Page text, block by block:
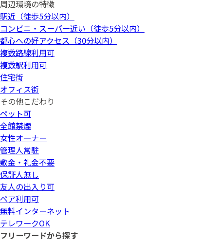
周辺環境の特徴
駅近（徒歩5分以内）
コンビニ・スーパー近い（徒歩5分以内）
都心への好アクセス（30分以内）
複数路線利用可
複数駅利用可
住宅街
オフィス街
その他こだわり
ペット可
全館禁煙
女性オーナー
管理人常駐
敷金・礼金不要
保証人無し
友人の出入り可
ペア利用可
無料インターネット
テレワークOK
フリーワードから探す